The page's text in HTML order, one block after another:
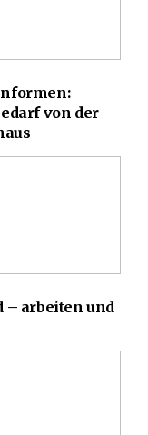
von der
arbeiten und